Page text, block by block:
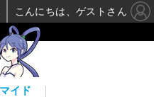
イド
こんにちは、ゲストさん